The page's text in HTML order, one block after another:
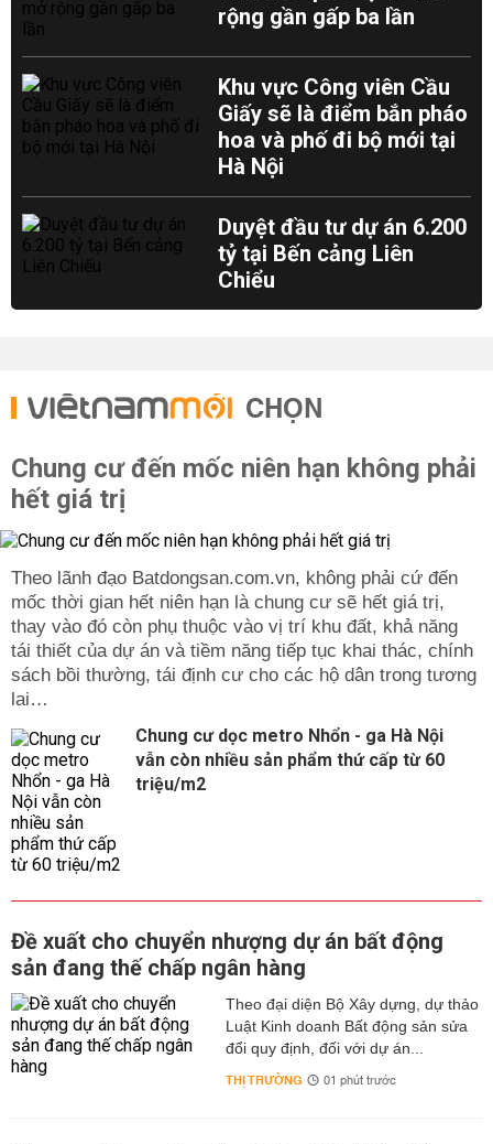
rộng gần gấp ba lần
Khu vực Công viên Cầu
Giấy sẽ là điểm bắn pháo
hoa và phố đi bộ mới tại
Hà Nội
Duyệt đầu tư dự án 6.200
tỷ tại Bến cảng Liên
Chiểu
CHỌN
Chung cư đến mốc niên hạn không phải
hết giá trị
Theo lãnh đạo Batdongsan.com.vn, không phải cứ đến
mốc thời gian hết niên hạn là chung cư sẽ hết giá trị,
thay vào đó còn phụ thuộc vào vị trí khu đất, khả năng
tái thiết của dự án và tiềm năng tiếp tục khai thác, chính
sách bồi thường, tái định cư cho các hộ dân trong tương
lai…
Chung cư dọc metro Nhổn - ga Hà Nội
vẫn còn nhiều sản phẩm thứ cấp từ 60
triệu/m2
Đề xuất cho chuyển nhượng dự án bất động
sản đang thế chấp ngân hàng
Theo đại diện Bộ Xây dựng, dự thảo
Luật Kinh doanh Bất động sản sửa
đổi quy định, đối với dự án...
THỊ TRƯỜNG 01 phút trước